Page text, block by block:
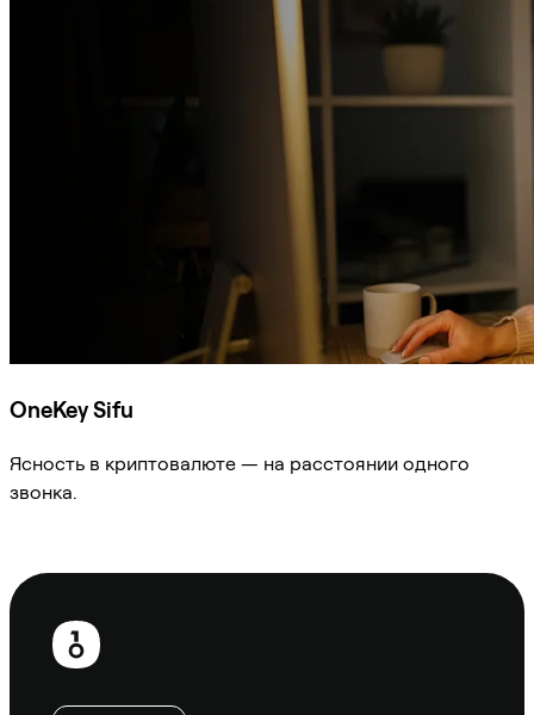
OneKey Sifu
Ясность в криптовалюте — на расстоянии одного
звонка.
Нижний
колонтитул